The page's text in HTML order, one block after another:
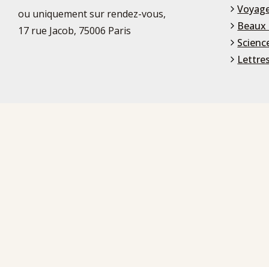
ou uniquement sur rendez-vous,
17 rue Jacob, 75006 Paris